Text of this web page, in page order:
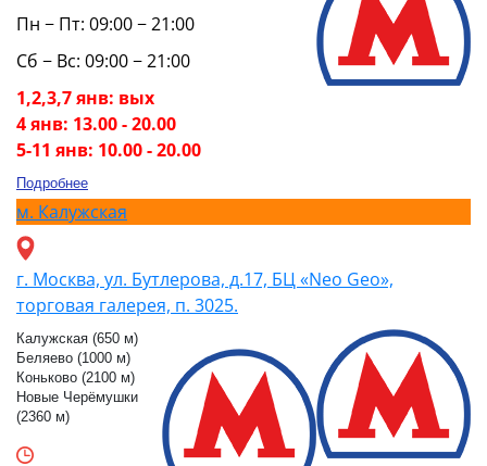
Пн − Пт: 09:00 − 21:00
Сб − Вс: 09:00 − 21:00
1,2,3,7 янв: вых
4 янв: 13.00 - 20.00
5-11 янв: 10.00 - 20.00
Подробнее
м. Калужская
г. Москва, ул. Бутлерова, д.17, БЦ «Neo Geo»,
торговая галерея, п. 3025.
Калужская (650 м)
Беляево (1000 м)
Коньково (2100 м)
Новые Черёмушки
(2360 м)